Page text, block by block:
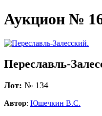
Аукцион №
Переславль-
Лот: № 134
Автор: Юшечкин В.С.